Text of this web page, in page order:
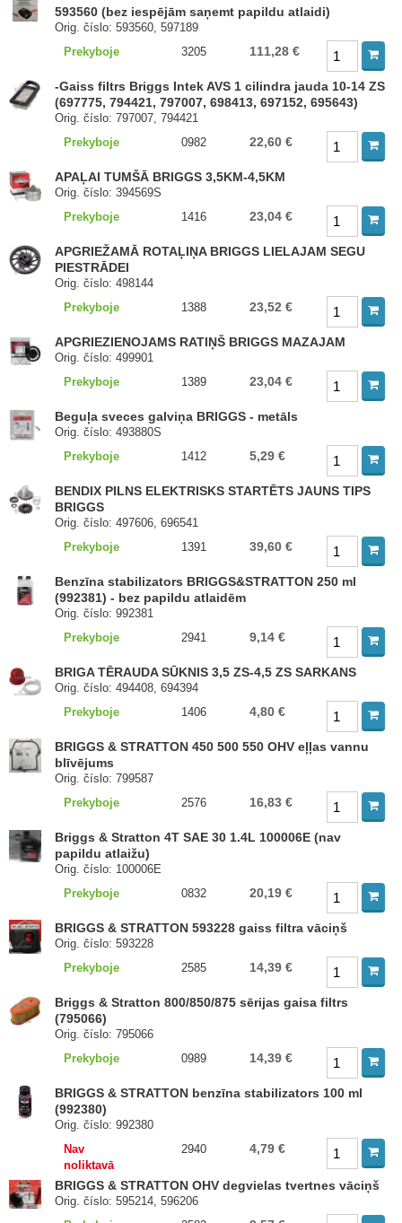
593560 (bez iespējām saņemt papildu atlaidi)
Orig. číslo: 593560, 597189
Prekyboje
3205 111,28 €
-Gaiss filtrs Briggs Intek AVS 1 cilindra jauda 10-14 ZS
(697775, 794421, 797007, 698413, 697152, 695643)
Orig. číslo: 797007, 794421
Prekyboje
0982 22,60 €
APAĻAI TUMŠĀ BRIGGS 3,5KM-4,5KM
Orig. číslo: 394569S
Prekyboje
1416 23,04 €
APGRIEŽAMĀ ROTAĻIŅA BRIGGS LIELAJAM SEGU
PIESTRĀDEI
Orig. číslo: 498144
Prekyboje
1388 23,52 €
APGRIEZIENOJAMS RATIŅŠ BRIGGS MAZAJAM
Orig. číslo: 499901
Prekyboje
1389 23,04 €
Beguļa sveces galviņa BRIGGS - metāls
Orig. číslo: 493880S
Prekyboje
1412 5,29 €
BENDIX PILNS ELEKTRISKS STARTĒTS JAUNS TIPS
BRIGGS
Orig. číslo: 497606, 696541
Prekyboje
1391 39,60 €
Benzīna stabilizators BRIGGS&STRATTON 250 ml
(992381) - bez papildu atlaidēm
Orig. číslo: 992381
Prekyboje
2941 9,14 €
BRIGA TĒRAUDA SŪKNIS 3,5 ZS-4,5 ZS SARKANS
Orig. číslo: 494408, 694394
Prekyboje
1406 4,80 €
BRIGGS & STRATTON 450 500 550 OHV eļļas vannu
blīvējums
Orig. číslo: 799587
Prekyboje
2576 16,83 €
Briggs & Stratton 4T SAE 30 1.4L 100006E (nav
papildu atlaižu)
Orig. číslo: 100006E
Prekyboje
0832 20,19 €
BRIGGS & STRATTON 593228 gaiss filtra vāciņš
Orig. číslo: 593228
Prekyboje
2585 14,39 €
Briggs & Stratton 800/850/875 sērijas gaisa filtrs
(795066)
Orig. číslo: 795066
Prekyboje
0989 14,39 €
BRIGGS & STRATTON benzīna stabilizators 100 ml
(992380)
Orig. číslo: 992380
Nav
noliktavā
2940 4,79 €
BRIGGS & STRATTON OHV degvielas tvertnes vāciņš
Orig. číslo: 595214, 596206